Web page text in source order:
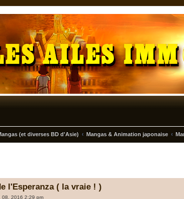
(et diverses BD d'Asie) Mangas & Animation japonaise
l'Esperanza ( la vraie ! )
08, 2016 2:29 pm